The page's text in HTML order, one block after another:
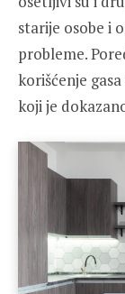
starije osobe i
probleme.
korišćenje
koji je